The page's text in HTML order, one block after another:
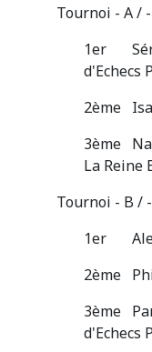
Tournoi - A /
1er
d'Echecs
2ème
3ème
La Reine
Tournoi - B /
1er
2ème
3ème
d'Echecs